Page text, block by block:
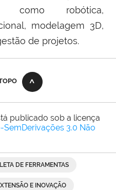
como robótica,
modelagem 3D,
de projetos.
publicado sob a licença
3.0 Não
DE FERRAMENTAS
E INOVAÇÃO